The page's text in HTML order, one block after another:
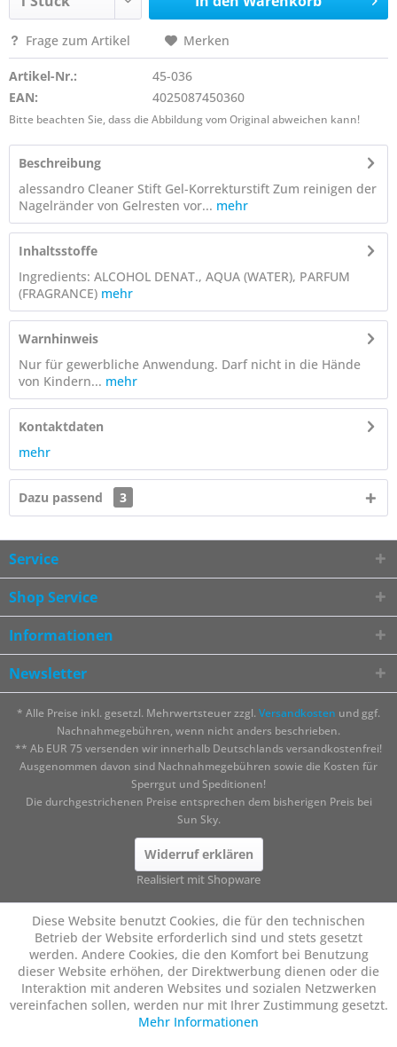
Frage zum Artikel Merken
Artikel-Nr.:
45-036
EAN:
4025087450360
Bitte beachten Sie, dass die Abbildung vom Original abweichen kann!
Beschreibung
alessandro Cleaner Stift Gel-Korrekturstift Zum reinigen der
Nagelränder von Gelresten vor... mehr
Inhaltsstoffe
Ingredients: ALCOHOL DENAT., AQUA (WATER), PARFUM
(FRAGRANCE) mehr
Warnhinweis
Nur für gewerbliche Anwendung. Darf nicht in die Hände
von Kindern... mehr
Kontaktdaten
mehr
Dazu passend 3
Service
Shop Service
Informationen
Newsletter
* Alle Preise inkl. gesetzl. Mehrwertsteuer zzgl. Versandkosten und ggf.
Nachnahmegebühren, wenn nicht anders beschrieben.
** Ab EUR 75 versenden wir innerhalb Deutschlands versandkostenfrei!
Ausgenommen davon sind Nachnahmegebühren sowie die Kosten für
Sperrgut und Speditionen!
Die durchgestrichenen Preise entsprechen dem bisherigen Preis bei
Sun Sky.
Widerruf erklären
Realisiert mit Shopware
Diese Website benutzt Cookies, die für den technischen
Betrieb der Website erforderlich sind und stets gesetzt
werden. Andere Cookies, die den Komfort bei Benutzung
dieser Website erhöhen, der Direktwerbung dienen oder die
Interaktion mit anderen Websites und sozialen Netzwerken
vereinfachen sollen, werden nur mit Ihrer Zustimmung gesetzt.
Mehr Informationen